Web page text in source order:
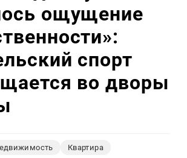
ощущение
спорт
во дворы
Квартира